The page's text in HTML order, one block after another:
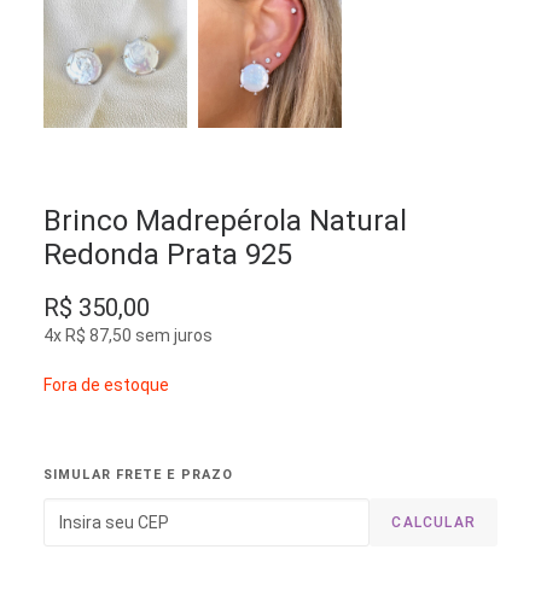
Brinco Madrepérola Natural
Redonda Prata 925
R$ 350,00
4x R$ 87,50 sem juros
Fora de estoque
SIMULAR FRETE E PRAZO
CALCULAR